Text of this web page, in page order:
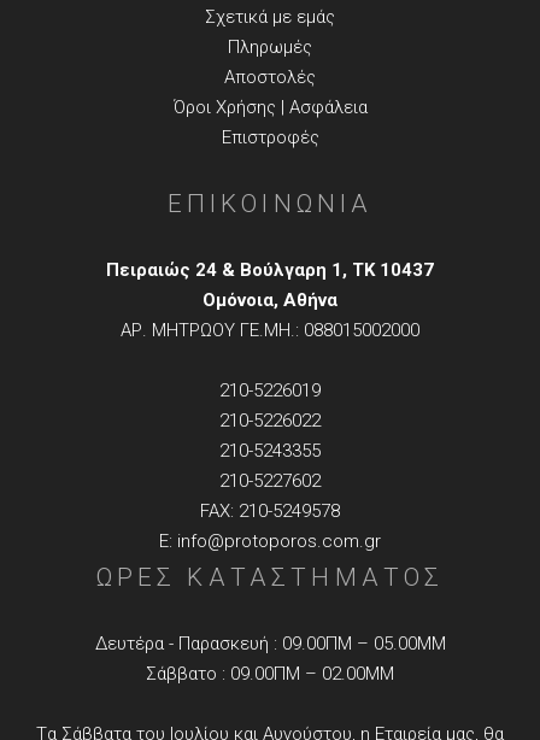
Σχετικά με εμάς
Πληρωμές
Αποστολές
Όροι Χρήσης | Ασφάλεια
Επιστροφές
ΕΠΙΚΟΙΝΩΝΙΑ
Πειραιώς 24 & Βούλγαρη 1, TK 10437
Ομόνοια, Αθήνα
ΑΡ. ΜΗΤΡΩΟΥ ΓΕ.ΜΗ.: 088015002000
210-5226019
210-5226022
210-5243355
210-5227602
FAX: 210-5249578
E: info@protoporos.com.gr
ΩΡΕΣ ΚΑΤΑΣΤΗΜΑΤΟΣ
Δευτέρα - Παρασκευή : 09.00ΠΜ – 05.00ΜΜ
Σάββατο : 09.00ΠΜ – 02.00ΜΜ
Tα Σάββατα του Ιουλίου και Αυγούστου, η Εταιρεία μας, θα